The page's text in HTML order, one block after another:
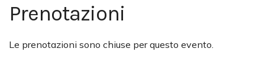
Prenotazioni
Le prenotazioni sono chiuse per questo evento.